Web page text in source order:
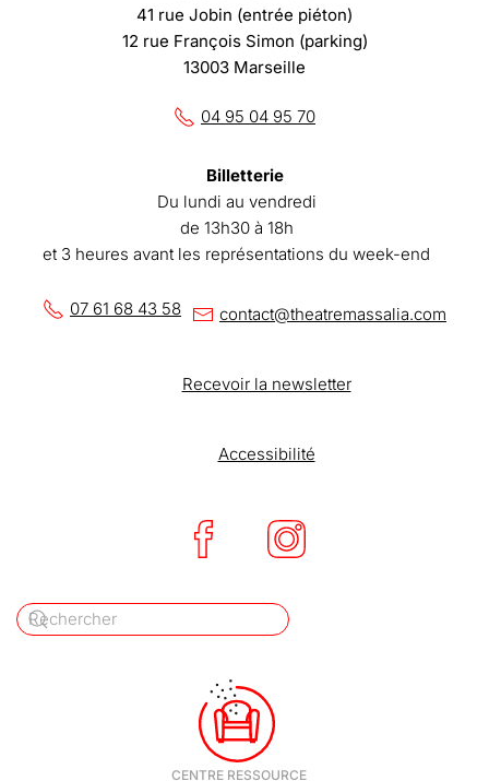
41 rue Jobin (entrée piéton)
12 rue François Simon (parking)
13003 Marseille
04 95 04 95 70
Billetterie
Du lundi au vendredi
de 13h30 à 18h
et 3 heures avant les représentations du week-end
07 61 68 43 58 contact@theatremassalia.com
Recevoir la newsletter
Accessibilité